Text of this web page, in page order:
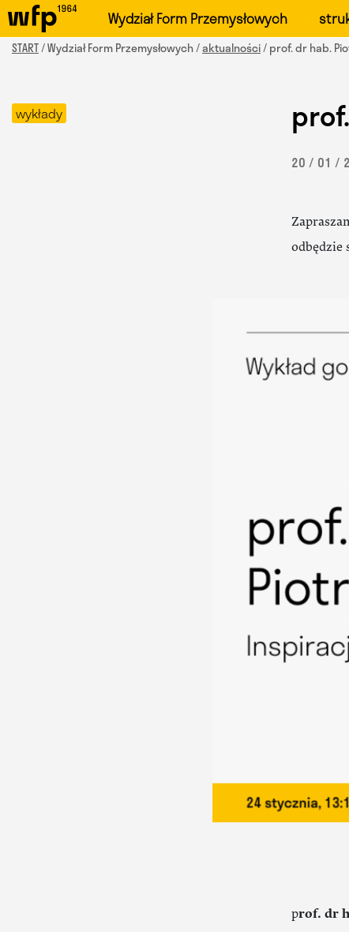
Oficjalna witryna
Wydział Form Przemysłowych
START/ Wydział Form Przemysłowych /aktualności/ prof. dr hab.
wykłady
20 / 01 /
odbędzie
prof. dr